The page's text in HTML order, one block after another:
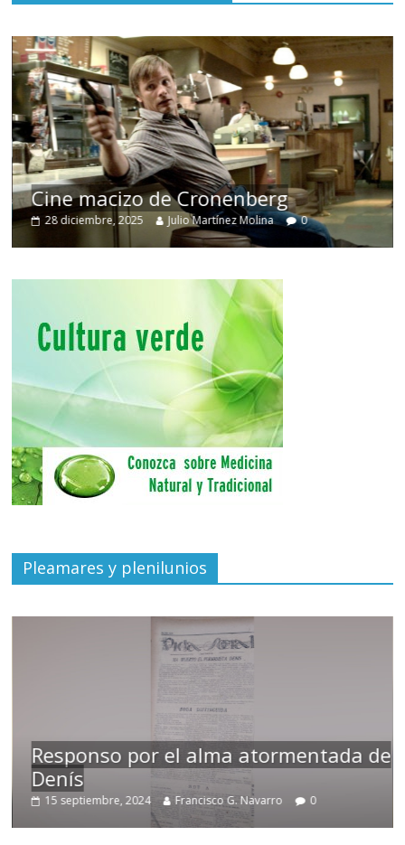
Cine macizo de Cronenberg
28 diciembre, 2025 Julio Martínez Molina 0
Pleamares y plenilunios
Responso por el alma atormentada de
Denís
15 septiembre, 2024 Francisco G. Navarro 0